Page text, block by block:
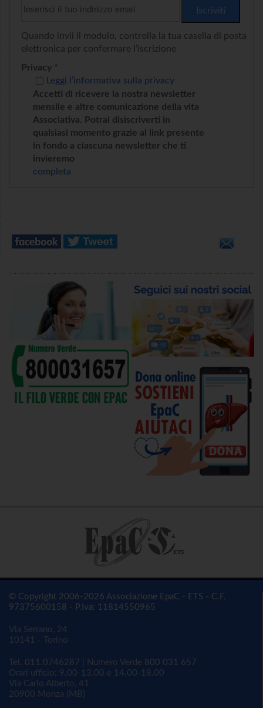
Quando invii il modulo, controlla la tua casella di posta
elettronica per confermare l’iscrizione
Privacy *
Accetti di ricevere la nostra newsletter
mensile e altre comunicazione della vita
Associativa. Potrai disiscriverti in
qualsiasi momento grazie al link presente
in fondo a ciascuna newsletter che ti
invieremo
Leggi l’informativa sulla privacy
completa
© Copyright 2006-2026 Associazione EpaC - ETS - C.F.
97375600158 - P.Iva: 11814550965
Via Serrano, 24
10141 - Torino
Tel. 011.0746287 | Numero Verde 800 031 657
Orari ufficio: 9.00-13.00 e 14.00-18.00
Via Carlo Alberto, 41
20900 Monza (MB)